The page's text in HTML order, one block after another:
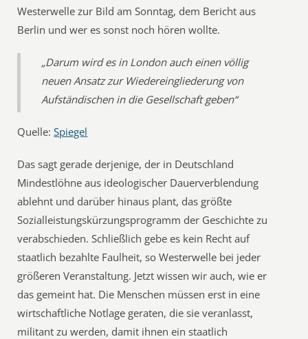
Westerwelle zur Bild am Sonntag, dem Bericht aus
Berlin und wer es sonst noch hören wollte.
„Darum wird es in London auch einen völlig
neuen Ansatz zur Wiedereingliederung von
Aufständischen in die Gesellschaft geben“
Quelle:Spiegel
Das sagt gerade derjenige, der in Deutschland
Mindestlöhne aus ideologischer Dauerverblendung
ablehnt und darüber hinaus plant, das größte
Sozialleistungskürzungsprogramm der Geschichte zu
verabschieden. Schließlich gebe es kein Recht auf
staatlich bezahlte Faulheit, so Westerwelle bei jeder
größeren Veranstaltung. Jetzt wissen wir auch, wie er
das gemeint hat. Die Menschen müssen erst in eine
wirtschaftliche Notlage geraten, die sie veranlasst,
militant zu werden, damit ihnen ein staatlich